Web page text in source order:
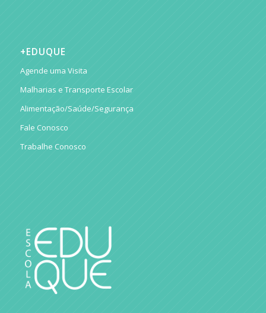
+EDUQUE
Agende uma Visita
Malharias e Transporte Escolar
Alimentação/Saúde/Segurança
Fale Conosco
Trabalhe Conosco